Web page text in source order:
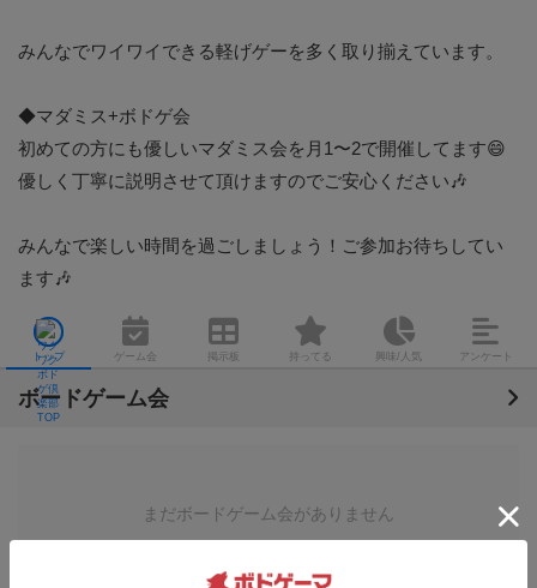
みんなでワイワイできる軽げゲーを多く取り揃えています。
◆マダミス+ボドゲ会
初めての方にも優しいマダミス会を月1〜2で開催してます😄
優しく丁寧に説明させて頂けますのでご安心ください🎶
みんなで楽しい時間を過ごしましょう！ご参加お待ちしてい
ます🎶
トップ ゲーム会 掲示板 持ってる 興味/人気 アンケート
ボードゲーム会
まだボードゲーム会がありません